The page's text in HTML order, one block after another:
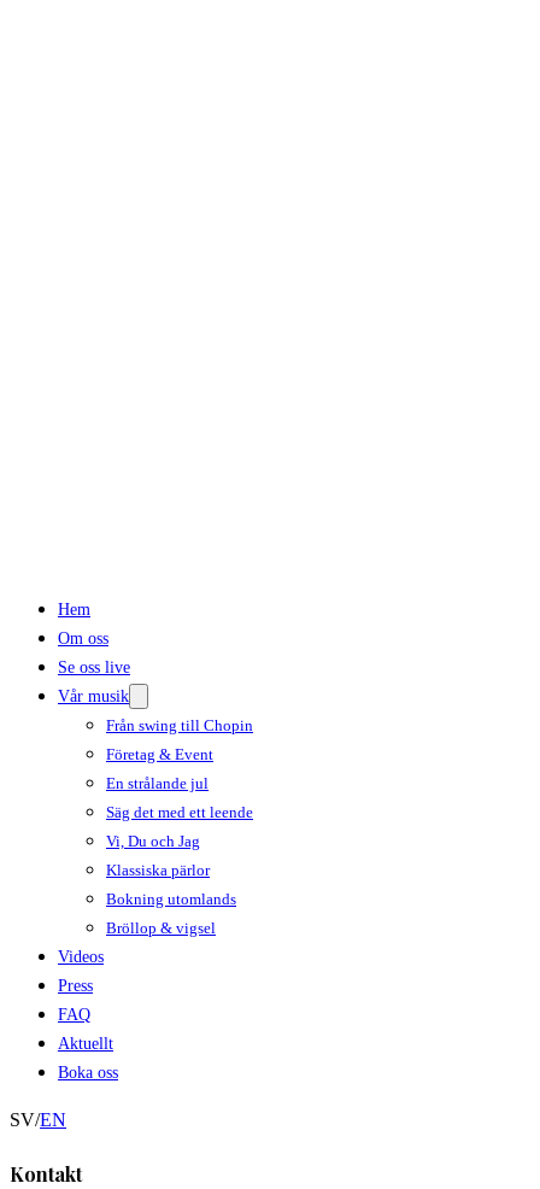
Hem
Om oss
Se oss live
Vår musik
Från swing till Chopin
Företag & Event
En strålande jul
Säg det med ett leende
Vi, Du och Jag
Klassiska pärlor
Bokning utomlands
Bröllop & vigsel
Videos
Press
FAQ
Aktuellt
Boka oss
SV/EN
Kontakt